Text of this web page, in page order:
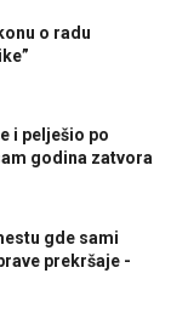
o radu
i pelješio po
godina zatvora
gde sami
prekršaje -